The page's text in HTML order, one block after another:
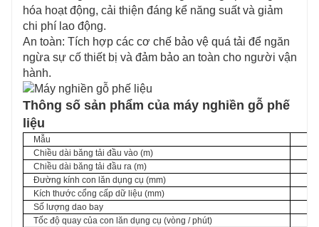
hóa hoạt động, cải thiện đáng kể năng suất và giảm
chi phí lao động.
An toàn: Tích hợp các cơ chế bảo vệ quá tải để ngăn
ngừa sự cố thiết bị và đảm bảo an toàn cho người vận
hành.
Thông số sản phẩm của máy nghiền gỗ phế
liệu
Mẫu
Chiều dài băng tải đầu vào (m)
Chiều dài băng tải đầu ra (m)
Đường kính con lăn dụng cụ (mm)
Kích thước cổng cấp dữ liệu (mm)
Số lượng dao bay
Tốc độ quay của con lăn dụng cụ (vòng / phút)